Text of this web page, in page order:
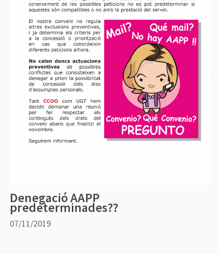
Denegació AAPP
predeterminades??
07/11/2019